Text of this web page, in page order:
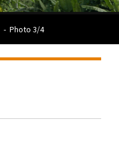
- Photo 3/4